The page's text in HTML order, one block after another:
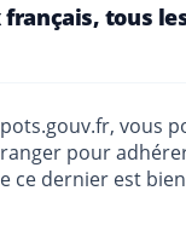
tous les
vous
pour
ce dernier est